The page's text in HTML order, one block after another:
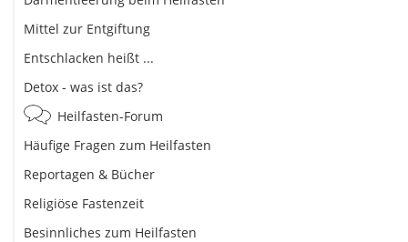
Mittel zur Entgiftung
Entschlacken heißt ...
Detox - was ist das?
Heilfasten-Forum
Häufige Fragen zum Heilfasten
Reportagen & Bücher
Religiöse Fastenzeit
Besinnliches zum Heilfasten